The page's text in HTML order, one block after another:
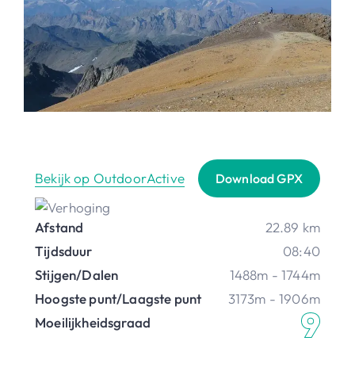
Bekijk op OutdoorActive Download GPX
Afstand
22.89 km
Tijdsduur
08:40
Stijgen/Dalen
1488m - 1744m
Hoogste punt/Laagste punt
3173m - 1906m
Moeilijkheidsgraad